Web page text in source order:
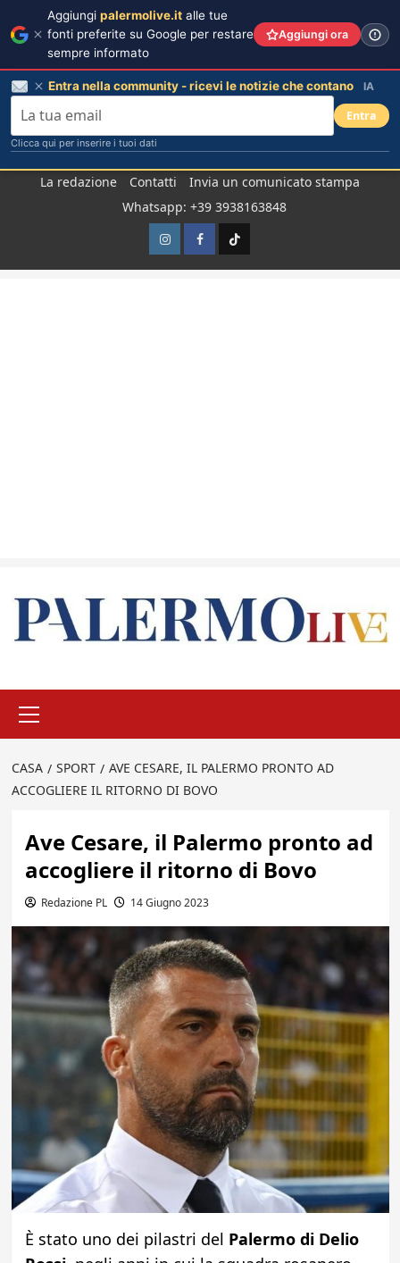
La redazione Contatti
Invia un comunicato stampa
Whatsapp: +39 3938163848
InstagramFacebook
TikTok
principale
CASA SPORT
AVE CESARE, IL PALERMO PRONTO AD
ACCOGLIERE IL RITORNO DI BOVO
Ave Cesare, il Palermo pronto ad
accogliere il ritorno di Bovo
Redazione PL 14 Giugno 2023
È stato uno dei pilastri del Palermo di Delio
Aggiungi palermolive.it alle tue
fonti preferite su Google per restare
sempre informato
Aggiungi ora
Entra nella community - ricevi le notizie che contano IA
Entra
Clicca qui per inserire i tuoi dati